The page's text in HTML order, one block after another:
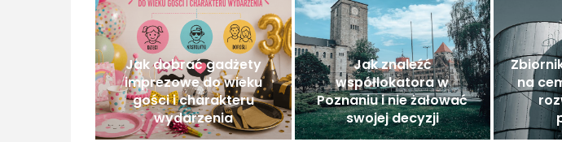
Jak dobrać gadżety
imprezowe do wieku
gości i charakteru
wydarzenia
Jak znaleźć
współlokatora w
Poznaniu i nie żałować
swojej decyzji
na